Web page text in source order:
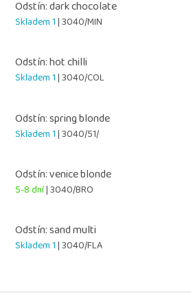
Odstín: dark chocolate
Skladem 1| 3040/MIN
Odstín: hot chilli
Skladem 1| 3040/COL
Odstín: spring blonde
Skladem 1| 3040/51/
Odstín: venice blonde
5-8 dní| 3040/BRO
Odstín: sand multi
Skladem 1| 3040/FLA